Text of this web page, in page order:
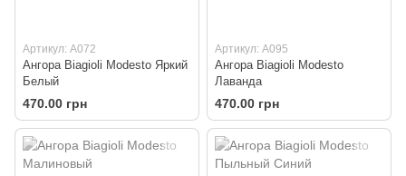
Артикул: A072
Ангора Biagioli Modesto Яркий
Белый
470.00 грн
Артикул: A095
Ангора Biagioli Modesto
Лаванда
470.00 грн